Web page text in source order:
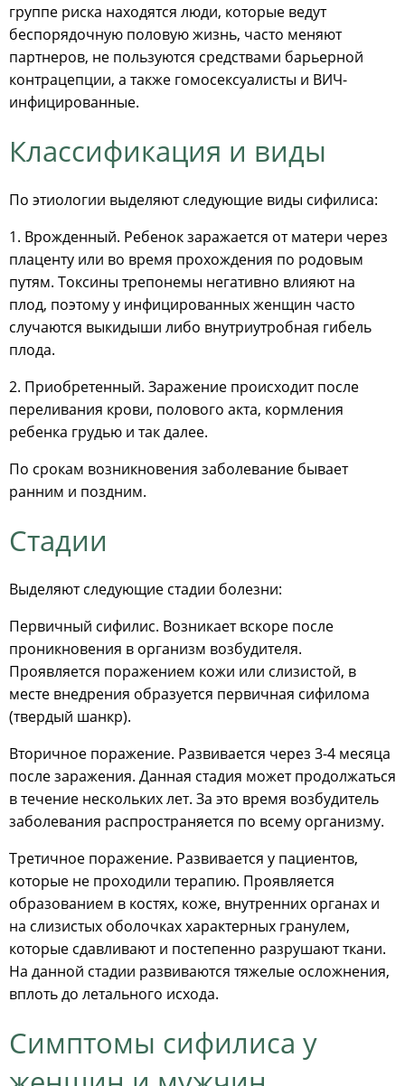
группе риска находятся люди, которые ведут
беспорядочную половую жизнь, часто меняют
партнеров, не пользуются средствами барьерной
контрацепции, а также гомосексуалисты и ВИЧ-
инфицированные.
Классификация и виды
По этиологии выделяют следующие виды сифилиса:
1. Врожденный. Ребенок заражается от матери через
плаценту или во время прохождения по родовым
путям. Токсины трепонемы негативно влияют на
плод, поэтому у инфицированных женщин часто
случаются выкидыши либо внутриутробная гибель
плода.
2. Приобретенный. Заражение происходит после
переливания крови, полового акта, кормления
ребенка грудью и так далее.
По срокам возникновения заболевание бывает
ранним и поздним.
Стадии
Выделяют следующие стадии болезни:
Первичный сифилис. Возникает вскоре после
проникновения в организм возбудителя.
Проявляется поражением кожи или слизистой, в
месте внедрения образуется первичная сифилома
(твердый шанкр).
Вторичное поражение. Развивается через 3-4 месяца
после заражения. Данная стадия может продолжаться
в течение нескольких лет. За это время возбудитель
заболевания распространяется по всему организму.
Третичное поражение. Развивается у пациентов,
которые не проходили терапию. Проявляется
образованием в костях, коже, внутренних органах и
на слизистых оболочках характерных гранулем,
которые сдавливают и постепенно разрушают ткани.
На данной стадии развиваются тяжелые осложнения,
вплоть до летального исхода.
Симптомы сифилиса у